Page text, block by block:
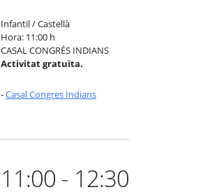
Infantil / Castellà
Hora: 11:00 h
CASAL CONGRÉS INDIANS
Activitat gratuïta.
-Casal Congres Indians
11:00 - 12:30